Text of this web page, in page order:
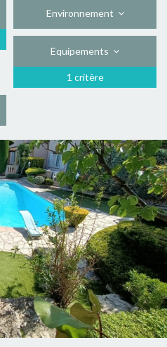
Environnement
Equipements
1 critère